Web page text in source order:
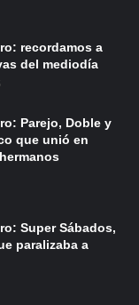
recordamos a
del mediodía
Parejo, Doble y
que unió en
Super Sábados,
paralizaba a